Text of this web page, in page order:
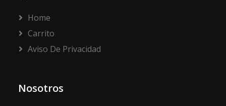
Home
Carrito
Aviso De Privacidad
Nosotros